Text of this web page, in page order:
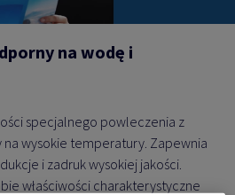
na wodę i
specjalnego powleczenia z
wysokie temperatury. Zapewnia
i zadruk wysokiej jakości.
właściwości charakterystyczne